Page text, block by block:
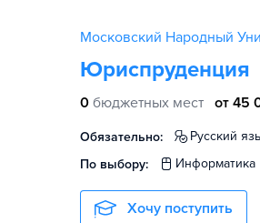
Московский Народный
Юриспруденция
0 бюджетных мест от 45
Обязательно: русский
По выбору:
информатика
Хочу поступить